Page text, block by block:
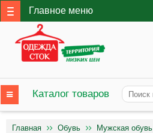
Главное меню
Каталог товаров
Главная Обувь Мужская обувь